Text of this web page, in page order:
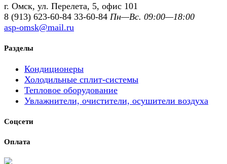
г. Омск, ул. Перелета, 5, офис 101
8 (913) 623-60-84 33-60-84 Пн—Вс. 09:00—18:00
asp-omsk@mail.ru
Разделы
Кондиционеры
Холодильные сплит-системы
Тепловое оборудование
Увлажнители, очистители, осушители воздуха
Соцсети
Оплата